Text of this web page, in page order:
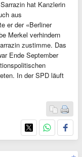
hat Kanzlerin
aus
er der «Berliner
Merkel verhindern
zustimme. Das
Ende September
In der SPD läuft